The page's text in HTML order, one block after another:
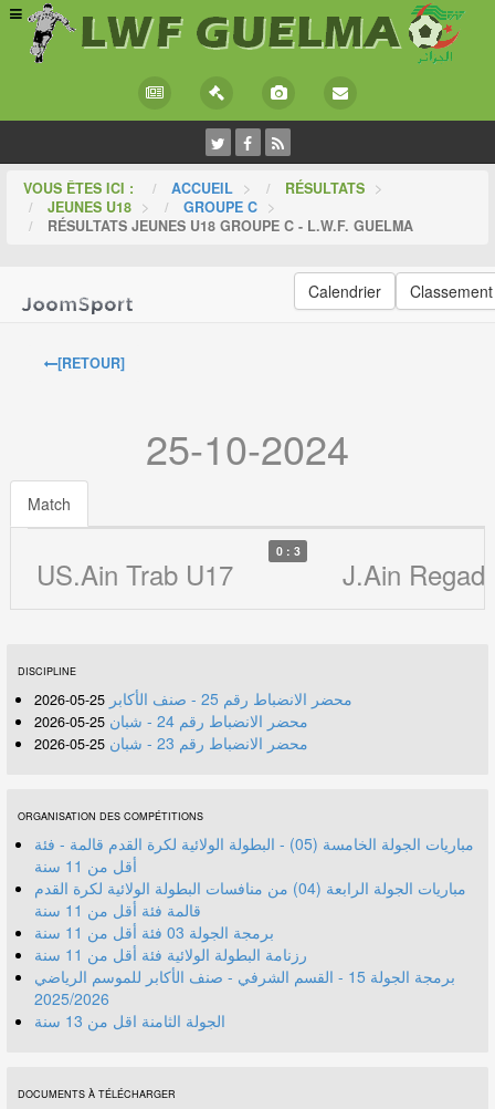
VOUS ÊTES ICI : ACCUEIL > RÉSULTATS >
JEUNES U18 > GROUPE C >
RÉSULTATS JEUNES U18 GROUPE C - L.W.F. GUELMA
Calendrier Classement
[RETOUR]
25-10-2024
Match
US.Ain Trab U17
0 : 3
J.Ain
DISCIPLINE
محضر الانضباط رقم 25 - صنف الأكابر 25-05-2026
محضر الانضباط رقم 24 - شبان 25-05-2026
محضر الانضباط رقم 23 - شبان 25-05-2026
ORGANISATION DES COMPÉTITIONS
مباريات الجولة الخامسة (05) - البطولة الولائية لكرة القدم قالمة - فئة
أقل من 11 سنة
مباريات الجولة الرابعة (04) من منافسات البطولة الولائية لكرة القدم
قالمة فئة أقل من 11 سنة
برمجة الجولة 03 فئة أقل من 11 سنة
رزنامة البطولة الولائية فئة أقل من 11 سنة
برمجة الجولة 15 - القسم الشرفي - صنف الأكابر للموسم الرياضي
2025/2026
الجولة الثامنة اقل من 13 سنة
DOCUMENTS À TÉLÉCHARGER